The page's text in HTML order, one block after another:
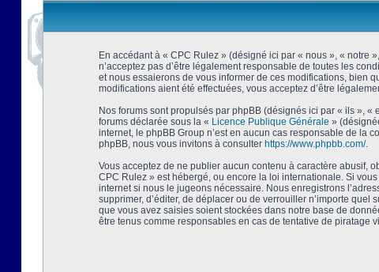
En accédant à « CPC Rulez » (désigné ici par « nous », « notre
n’acceptez pas d’être légalement responsable de toutes les
et nous essaierons de vous informer de ces modifications, bien
modifications aient été effectuées, vous acceptez d’être
Nos forums sont propulsés par phpBB (désignés ici par « ils »,
forums déclarée sous la « Licence Publique Générale »
internet, le phpBB Group n’est en aucun cas responsable de la
phpBB, nous vous invitons à consulter https://www.phpbb.com/.
Vous acceptez de ne publier aucun contenu à caractère abusif,
CPC Rulez » est hébergé, ou encore la loi internationale. Si
internet si nous le jugeons nécessaire. Nous enregistrons
supprimer, d’éditer, de déplacer ou de verrouiller n’importe
que vous avez saisies soient stockées dans notre base de
être tenus comme responsables en cas de tentative de piratage